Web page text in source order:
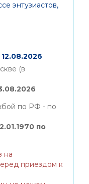
энтузиастов,
(в
по РФ - по
по
на
приездом к